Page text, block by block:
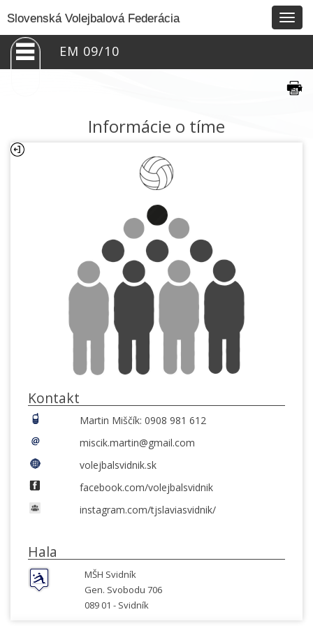
Slovenská Volejbalová Federácia
EM 09/10
Informácie o tíme
Kontakt
Martin Miščík: 0908 981 612
miscik.martin@gmail.com
volejbalsvidnik.sk
facebook.com/volejbalsvidnik
instagram.com/tjslaviasvidnik/
Hala
MŠH Svidník
Gen. Svobodu 706
089 01 - Svidník